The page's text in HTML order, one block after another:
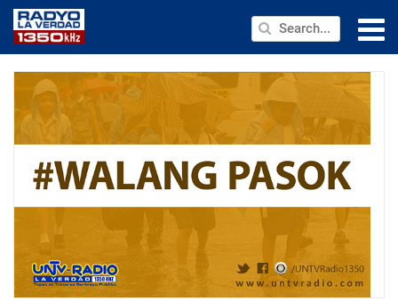
PUBLIC SERVICE
ANNOUNCEMENTS
PROGRAMS
ABOUT
CONTACT US